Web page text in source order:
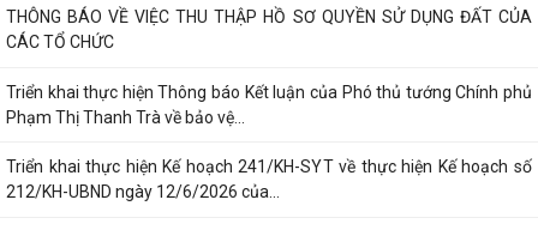
THÔNG BÁO VỀ VIỆC THU THẬP HỒ SƠ QUYỀN SỬ DỤNG ĐẤT CỦA
CÁC TỔ CHỨC
Triển khai thực hiện Thông báo Kết luận của Phó thủ tướng Chính phủ
Phạm Thị Thanh Trà về bảo vệ...
Triển khai thực hiện Kế hoạch 241/KH-SYT về thực hiện Kế hoạch số
212/KH-UBND ngày 12/6/2026 của...